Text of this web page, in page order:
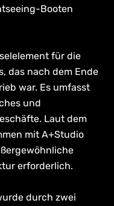
Booten
für die
das nach dem Ende
war. Es umfasst
und
Laut dem
mit A+Studio
erforderlich.
durch zwei